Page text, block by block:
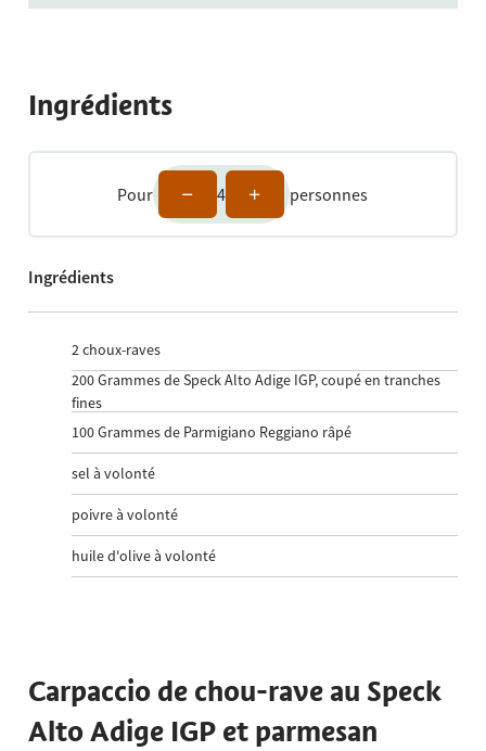
Ingrédients
Pour 4 personnes
Ingrédients
2choux-raves
200Grammes de Speck Alto Adige IGP, coupé en tranches
fines
100Grammes de Parmigiano Reggiano râpé
sel à volonté
poivre à volonté
huile d'olive à volonté
Carpaccio de chou-rave au Speck
Alto Adige IGP et parmesan